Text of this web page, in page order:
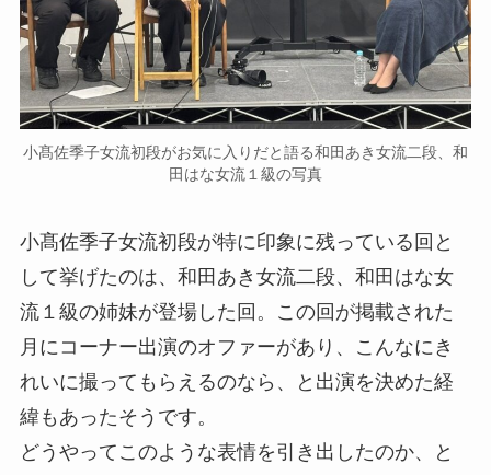
小髙佐季子女流初段がお気に入りだと語る和田あき女流二段、和
田はな女流１級の写真
小髙佐季子女流初段が特に印象に残っている回と
して挙げたのは、和田あき女流二段、和田はな女
流１級の姉妹が登場した回。この回が掲載された
月にコーナー出演のオファーがあり、こんなにき
れいに撮ってもらえるのなら、と出演を決めた経
緯もあったそうです。
どうやってこのような表情を引き出したのか、と